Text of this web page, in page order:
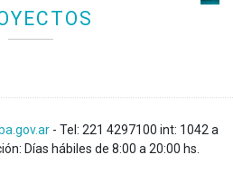
- Tel: 221 4297100 int: 1042 a
Días hábiles de 8:00 a 20:00 hs.